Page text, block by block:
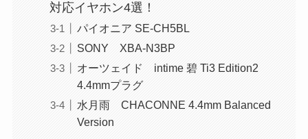
対応イヤホン4選！
パイオニア SE-CH5BL
SONY XBA-N3BP
オーツェイド intime 碧 Ti3 Edition2
4.4mmプラグ
水月雨 CHACONNE 4.4mm Balanced
Version